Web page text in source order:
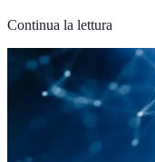
Continua la lettura